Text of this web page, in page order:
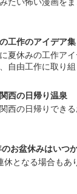
工作のアイデア集
夏休みの工作ア
自由工作に取り組
西の日帰り温泉
西の日帰りでき
お盆休みはいつ
休となる場合もあ